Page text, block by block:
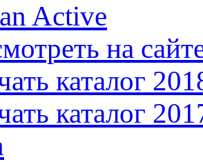
Active
на
каталог
каталог